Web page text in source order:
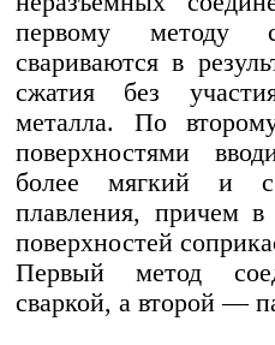
первому методу
свариваются в
сжатия без
металла. По
поверхностями
более мягкий и с
плавления, причем в
поверхностей
Первый метод
сваркой, а второй —